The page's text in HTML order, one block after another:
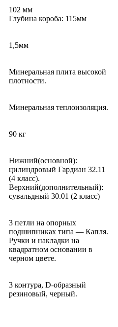
102 мм
Глубина короба: 115мм
1,5мм
Минеральная плита высокой
плотности.
Минеральная теплоизоляция.
90 кг
Нижний(основной):
цилиндровый Гардиан 32.11
(4 класс).
Верхний(дополнительный):
сувальдный 30.01 (2 класс)
3 петли на опорных
подшипниках типа — Капля.
Ручки и накладки на
квадратном основании в
черном цвете.
3 контура, D-образный
резиновый, черный.